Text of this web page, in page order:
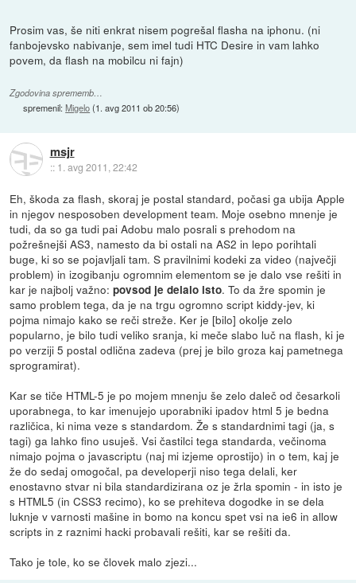
Prosim vas, še niti enkrat nisem pogrešal flasha na iphonu. (ni
fanbojevsko nabivanje, sem imel tudi HTC Desire in vam lahko
povem, da flash na mobilcu ni fajn)
Zgodovina sprememb…
spremenil:Migelo(1. avg 2011 ob 20:56)
msjr
:: 1. avg 2011, 22:42
Eh, škoda za flash, skoraj je postal standard, počasi ga ubija Apple
in njegov nesposoben development team. Moje osebno mnenje je
tudi, da so ga tudi pai Adobu malo posrali s prehodom na
požrešnejši AS3, namesto da bi ostali na AS2 in lepo porihtali
buge, ki so se pojavljali tam. S pravilnimi kodeki za video (največji
problem) in izogibanju ogromnim elementom se je dalo vse rešiti in
kar je najbolj važno:povsod je delalo isto. To da žre spomin je
samo problem tega, da je na trgu ogromno script kiddy-jev, ki
pojma nimajo kako se reči streže. Ker je [bilo] okolje zelo
popularno, je bilo tudi veliko sranja, ki meče slabo luč na flash, ki je
po verziji 5 postal odlična zadeva (prej je bilo groza kaj pametnega
sprogramirat).
Kar se tiče HTML-5 je po mojem mnenju še zelo daleč od česarkoli
uporabnega, to kar imenujejo uporabniki ipadov html 5 je bedna
različica, ki nima veze s standardom. Že s standardnimi tagi (ja, s
tagi) ga lahko fino usuješ. Vsi častilci tega standarda, večinoma
nimajo pojma o javascriptu (naj mi izjeme oprostijo) in o tem, kaj je
že do sedaj omogočal, pa developerji niso tega delali, ker
enostavno stvar ni bila standardizirana oz je žrla spomin - in isto je
s HTML5 (in CSS3 recimo), ko se prehiteva dogodke in se dela
luknje v varnosti mašine in bomo na koncu spet vsi na ie6 in allow
scripts in z raznimi hacki probavali rešiti, kar se rešiti da.
Tako je tole, ko se človek malo zjezi...